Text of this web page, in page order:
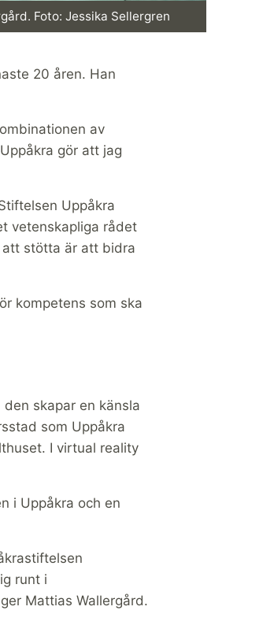
Foto: Jessika Sellergren
20 åren. Han
av
gör att jag
Uppåkra
vetenskapliga rådet
att stötta är att bidra
kompetens som ska
skapar en känsla
som Uppåkra
I virtual reality
i Uppåkra och en
runt i
Mattias Wallergård.